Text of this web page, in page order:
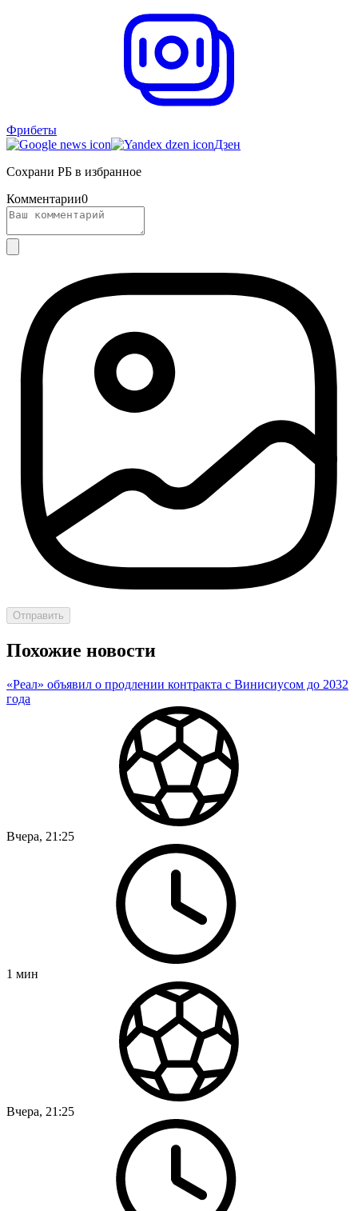
Фрибеты
Дзен
Сохрани РБ в избранное
Комментарии0
Отправить
Похожие новости
«Реал» объявил о продлении контракта с Винисиусом до 2032
года
Вчера, 21:25
1 мин
Вчера, 21:25